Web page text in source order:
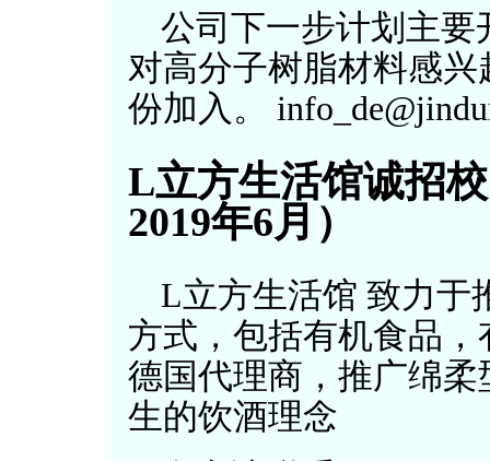
公司下一步计划主要
对高分子树脂材料感
份加入。
L立方生活馆诚招
2019年6月）
L立方生活馆 致力于
方式，包括有机食品
德国代理商，推广绵
生的饮酒理念